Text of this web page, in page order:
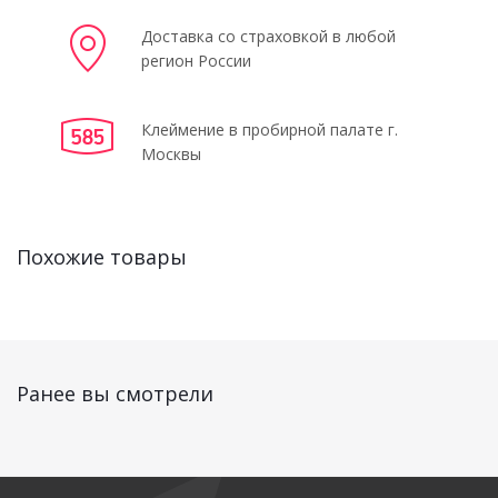
Доставка со страховкой в любой
регион России
Клеймение в пробирной палате г.
Москвы
Похожие товары
Ранее вы смотрели